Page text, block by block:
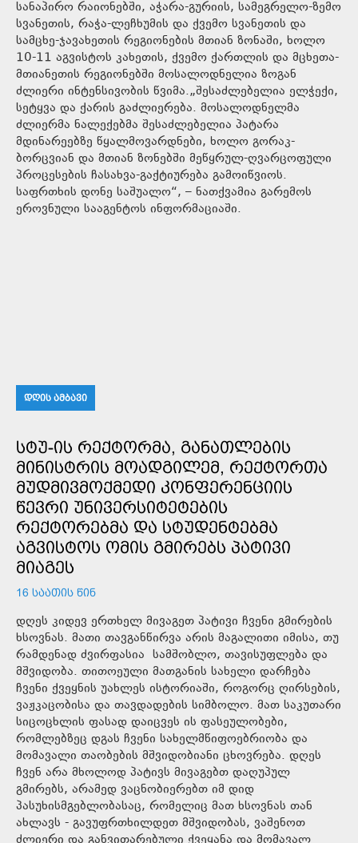
სანაპირო რაიონებში, აჭარა-გურიის, სამეგრელო-ზემო
სვანეთის, რაჭა-ლეჩხუმის და ქვემო სვანეთის და
სამცხე-ჯავახეთის რეგიონების მთიან ზონაში, ხოლო
10-11 აგვისტოს კახეთის, ქვემო ქართლის და მცხეთა-
მთიანეთის რეგიონებში მოსალოდნელია ზოგან
ძლიერი ინტენსივობის წვიმა.„შესაძლებელია ელჭექი,
სეტყვა და ქარის გაძლიერება. მოსალოდნელმა
ძლიერმა ნალექებმა შესაძლებელია პატარა
მდინარეებზე წყალმოვარდნები, ხოლო გორაკ-
ბორცვიან და მთიან ზონებში მეწყრულ-ღვარცოფული
პროცესების ჩასახვა-გაქტიურება გამოიწვიოს.
საფრთხის დონე საშუალო“, – ნათქვამია გარემოს
ეროვნული სააგენტოს ინფორმაციაში.
ᲓᲦᲘᲡ ᲐᲛᲑᲐᲕᲘ
ᲡᲢᲣ-ᲘᲡ ᲠᲔᲥᲢᲝᲠᲛᲐ, ᲒᲐᲜᲐᲗᲚᲔᲑᲘᲡ
ᲛᲘᲜᲘᲡᲢᲠᲘᲡ ᲛᲝᲐᲓᲒᲘᲚᲔᲛ, ᲠᲔᲥᲢᲝᲠᲗᲐ
ᲛᲣᲓᲛᲘᲕᲛᲝᲥᲛᲔᲓᲘ ᲙᲝᲜᲤᲔᲠᲔᲜᲪᲘᲘᲡ
ᲬᲔᲕᲠᲘ ᲣᲜᲘᲕᲔᲠᲡᲘᲢᲔᲢᲔᲑᲘᲡ
ᲠᲔᲥᲢᲝᲠᲔᲑᲛᲐ ᲓᲐ ᲡᲢᲣᲓᲔᲜᲢᲔᲑᲛᲐ
ᲐᲒᲕᲘᲡᲢᲝᲡ ᲝᲛᲘᲡ ᲒᲛᲘᲠᲔᲑᲡ ᲞᲐᲢᲘᲕᲘ
ᲛᲘᲐᲒᲔᲡ
16 ᲡᲐᲐᲗᲘᲡ ᲬᲘᲜ
დღეს კიდევ ერთხელ მივაგეთ პატივი ჩვენი გმირების
ხსოვნას. მათი თავგანწირვა არის მაგალითი იმისა, თუ
რამდენად ძვირფასია სამშობლო, თავისუფლება და
მშვიდობა. თითოეული მათგანის სახელი დარჩება
ჩვენი ქვეყნის უახლეს ისტორიაში, როგორც ღირსების,
ვაჟკაცობისა და თავდადების სიმბოლო. მათ საკუთარი
სიცოცხლის ფასად დაიცვეს ის ფასეულობები,
რომლებზეც დგას ჩვენი სახელმწიფოებრიობა და
მომავალი თაობების მშვიდობიანი ცხოვრება. დღეს
ჩვენ არა მხოლოდ პატივს მივაგებთ დაღუპულ
გმირებს, არამედ ვაცნობიერებთ იმ დიდ
პასუხისმგებლობასაც, რომელიც მათ ხსოვნას თან
ახლავს - გავუფრთხილდეთ მშვიდობას, ვაშენოთ